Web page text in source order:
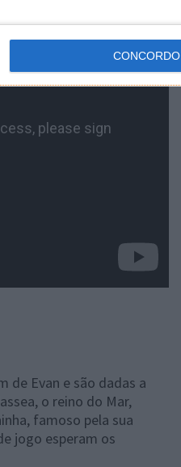
CONCORDO
de Evan e são dadas a
o reino do Mar,
famoso pela sua
jogo esperam os